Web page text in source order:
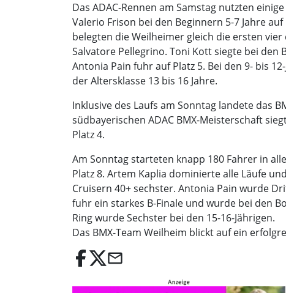
Das ADAC-Rennen am Samstag nutzten
Valerio Frison bei den Beginnern 5-7 Jahre
belegten die Weilheimer gleich die ersten
Salvatore Pellegrino. Toni Kott siegte bei den
Antonia Pain fuhr auf Platz 5. Bei den 9- bis
der Altersklasse 13 bis 16 Jahre.
Inklusive des Laufs am Sonntag landete das
südbayerischen ADAC BMX-Meisterschaft
Platz 4.
Am Sonntag starteten knapp 180 Fahrer in
Platz 8. Artem Kaplia dominierte alle Läufe
Cruisern 40+ sechster. Antonia Pain wurde
fuhr ein starkes B-Finale und wurde bei den
Ring wurde Sechster bei den 15-16-Jährigen.
Das BMX-Team Weilheim blickt auf ein
email